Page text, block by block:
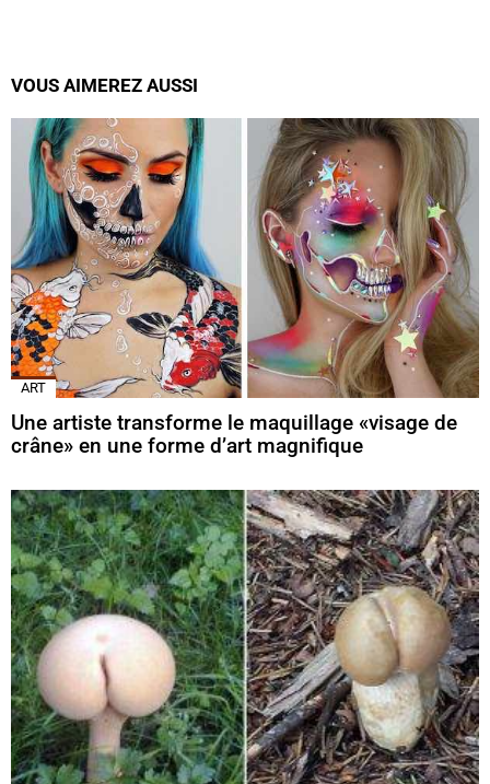
VOUS AIMEREZ AUSSI
ART
Une artiste transforme le maquillage «visage de
crâne» en une forme d’art magnifique